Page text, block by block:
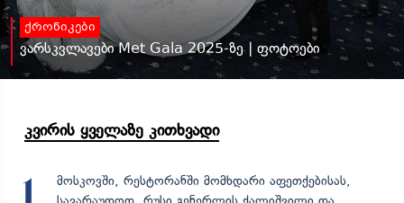
ქრონიკები
ვარსკვლავები Met Gala 2025-ზე | ფოტოები
კვირის ყველაზე კითხვადი
1
მოსკოვში, რესტორანში მომხდარი აფეთქებისას,